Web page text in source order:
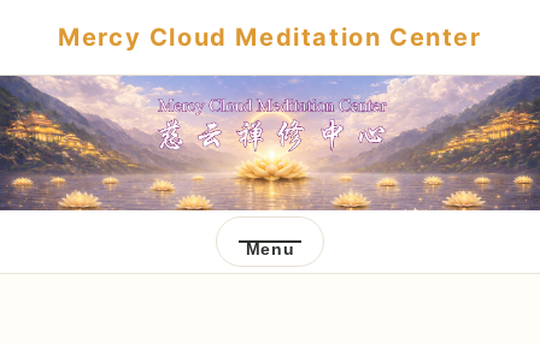
Mercy Cloud Meditation Center
Menu